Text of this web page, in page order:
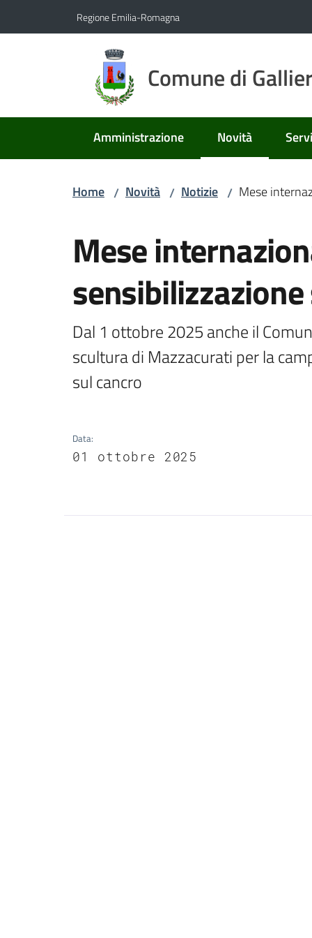
Regione Emilia-Romagna
Comune di
Amministrazione Novità
Menu selezionato
Home / Novità / Notizie / Mese
Mese
Dal 1 ottobre 2025 anche il
scultura di Mazzacurati per la
sul cancro
Data:
01 ottobre 2025